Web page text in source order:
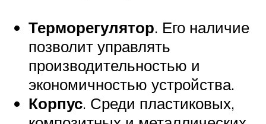
Терморегулятор. Его наличие
позволит управлять
производительностью и
экономичностью устройства.
Корпус. Среди пластиковых,